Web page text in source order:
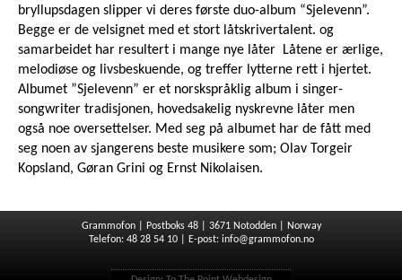
bryllupsdagen slipper vi deres første duo-album “Sjelevenn”.
Begge er de velsignet med et stort låtskrivertalent. og
samarbeidet har resultert i mange nye låter Låtene er ærlige,
melodiøse og livsbeskuende, og treffer lytterne rett i hjertet.
Albumet ”Sjelevenn” er et norskspråklig album i singer-
songwriter tradisjonen, hovedsakelig nyskrevne låter men
også noe oversettelser. Med seg på albumet har de fått med
seg noen av sjangerens beste musikere som; Olav Torgeir
Kopsland, Gøran Grini og Ernst Nikolaisen.
Grammofon | Postboks 48 | 3671 Notodden | Norway
Telefon: 48 28 54 10 | E-post: info@grammofon.no